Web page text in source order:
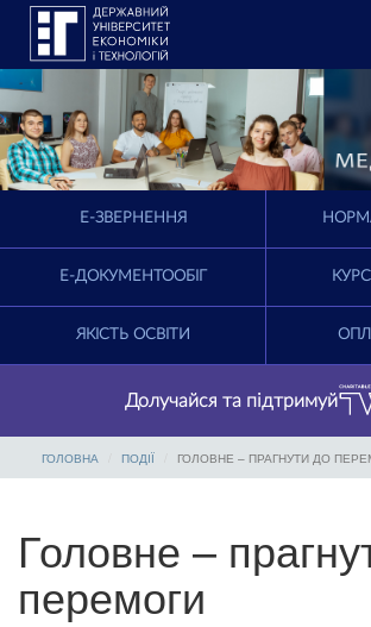
E-ЗВЕРНЕННЯ
Е-ДОКУМЕНТООБІГ
ЯКІСТЬ ОСВІТИ
Долучайся та підтримуй
ГОЛОВНА ПОДІЇ ГОЛОВНЕ – ПРАГНУТИ ДО
Головне –
перемоги